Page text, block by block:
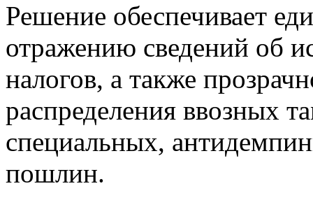
Решение обеспечивает
отражению сведений об
налогов, а также
распределения ввозных
специальных,
пошлин.